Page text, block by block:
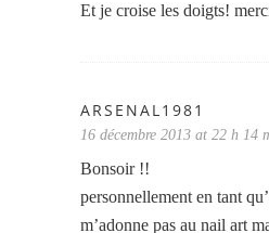
Et je croise les doigts!
ARSENAL1981
16 décembre 2013 at 22 h 14
Bonsoir !!
personnellement en tant
m’adonne pas au nail art